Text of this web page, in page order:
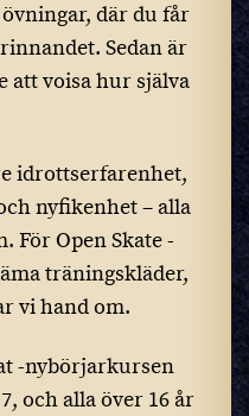
där du får
Sedan är
att voisa hur själva
idrottserfarenhet,
nyfikenhet – alla
För Open Skate -
träningskläder,
vi hand om.
-nybörjarkursen
och alla över 16 år